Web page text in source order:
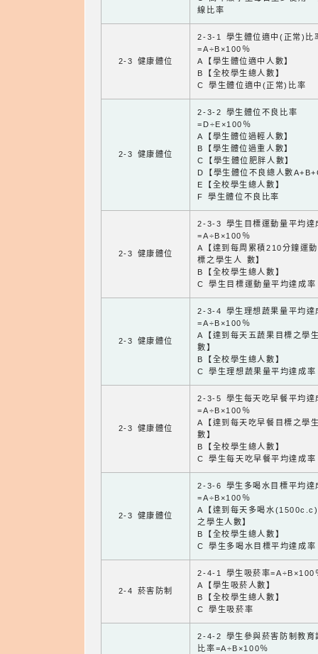
線比率
2-3 健康體位
2-3-1 學生體位適中(正常)比
=A÷B×100％
A【學生體位適中人數】
B【全校學生總人數】
C 學生體位適中(正常)比率
2-3 健康體位
2-3-2 學生體位不良比率
=D÷E×100％
A【學生體位過輕人數】
B【學生體位過重人數】
C【學生體位肥胖人數】
D【學生體位不良總人數
E【全校學生總人數】
F 學生體位不良比率
2-3 健康體位
2-3-3 學生目標運動量平均達
=A÷B×100％
A【達到每周累積210分鐘運
標之學生人 數】
B【全校學生總人數】
C 學生目標運動量平均達成率
2-3 健康體位
2-3-4 學生理想蔬果量平均達
=A÷B×100％
A【達到每天五蔬果目標之學
數】
B【全校學生總人數】
C 學生理想蔬果量平均達成率
2-3 健康體位
2-3-5 學生每天吃早餐平均達
=A÷B×100％
A【達到每天吃早餐目標之學
數】
B【全校學生總人數】
C 學生每天吃早餐平均達成率
2-3 健康體位
2-3-6 學生多喝水目標平均達
=A÷B×100％
A【達到每天多喝水
之學生人數】
B【全校學生總人數】
C 學生多喝水目標平均達成率
2-4 菸害防制
2-4-1 學生吸菸率=A÷B×100
A【學生吸菸人數】
B【全校學生總人數】
C 學生吸菸率
2-4-2 學生參與菸害防制教育
比率=A÷B×100％